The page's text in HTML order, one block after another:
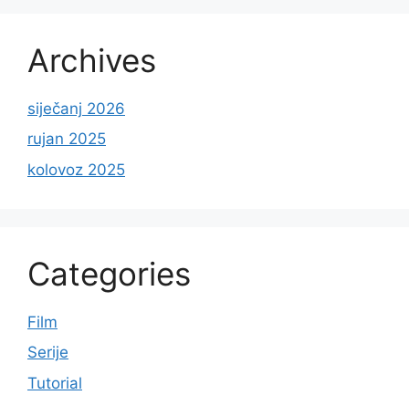
Archives
siječanj 2026
rujan 2025
kolovoz 2025
Categories
Film
Serije
Tutorial